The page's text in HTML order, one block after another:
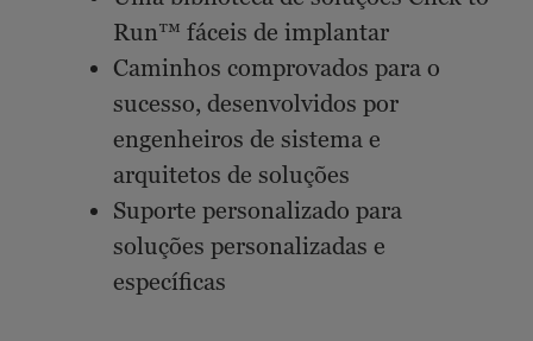
Run™ fáceis de implantar
Caminhos comprovados para o
sucesso, desenvolvidos por
engenheiros de sistema e
arquitetos de soluções
Suporte personalizado para
soluções personalizadas e
específicas